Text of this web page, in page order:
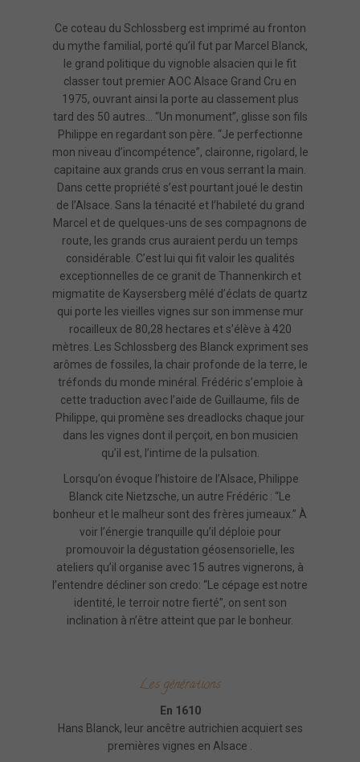
Ce coteau du Schlossberg est imprimé au fronton
du mythe familial, porté qu’il fut par Marcel Blanck,
le grand politique du vignoble alsacien qui le fit
classer tout premier AOC Alsace Grand Cru en
1975, ouvrant ainsi la porte au classement plus
tard des 50 autres… “Un monument”, glisse son fils
Philippe en regardant son père. “Je perfectionne
mon niveau d’incompétence”, claironne, rigolard, le
capitaine aux grands crus en vous serrant la main.
Dans cette propriété s’est pourtant joué le destin
de l’Alsace. Sans la ténacité et l’habileté du grand
Marcel et de quelques-uns de ses compagnons de
route, les grands crus auraient perdu un temps
considérable. C’est lui qui fit valoir les qualités
exceptionnelles de ce granit de Thannenkirch et
migmatite de Kaysersberg mêlé d’éclats de quartz
qui porte les vieilles vignes sur son immense mur
rocailleux de 80,28 hectares et s’élève à 420
mètres. Les Schlossberg des Blanck expriment ses
arômes de fossiles, la chair profonde de la terre, le
tréfonds du monde minéral. Frédéric s’emploie à
cette traduction avec l’aide de Guillaume, fils de
Philippe, qui promène ses dreadlocks chaque jour
dans les vignes dont il perçoit, en bon musicien
qu’il est, l’intime de la pulsation.
Lorsqu’on évoque l’histoire de l’Alsace, Philippe
Blanck cite Nietzsche, un autre Frédéric : “Le
bonheur et le malheur sont des frères jumeaux.” À
voir l’énergie tranquille qu’il déploie pour
promouvoir la dégustation géosensorielle, les
ateliers qu’il organise avec 15 autres vignerons, à
l’entendre décliner son credo: “Le cépage est notre
identité, le terroir notre fierté”, on sent son
inclination à n’être atteint que par le bonheur.
Les générations
En 1610
Hans Blanck, leur ancêtre autrichien acquiert ses
premières vignes en Alsace .